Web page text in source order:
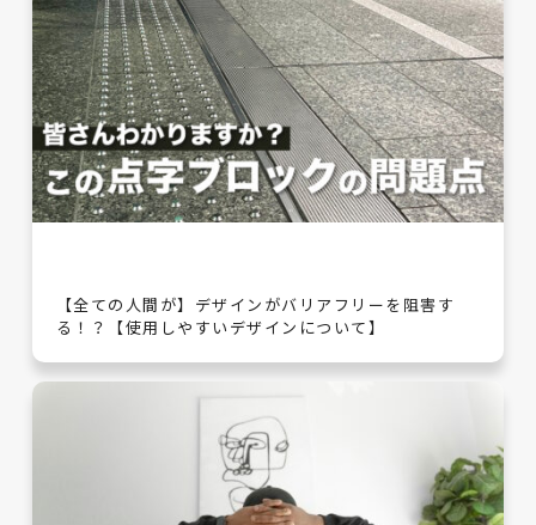
【全ての人間が】デザインがバリアフリーを阻害す
る！？【使用しやすいデザインについて】